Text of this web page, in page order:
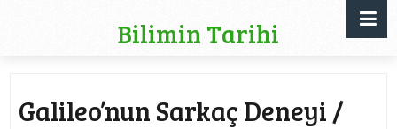
Bilimin Tarihi
Galileo’nun Sarkaç Deneyi /